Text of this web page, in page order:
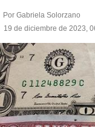
Por Gabriela Solorzano
19 de diciembre de 2023,